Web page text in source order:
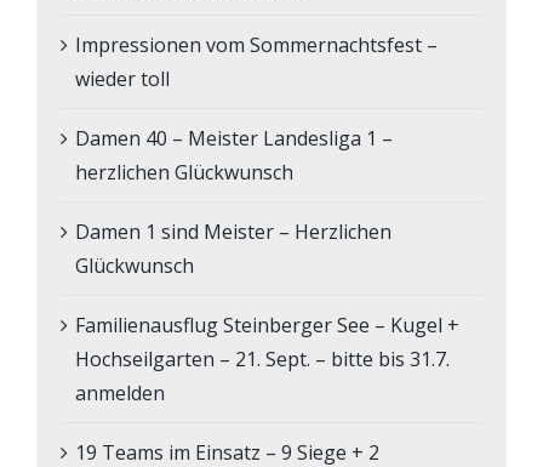
Impressionen vom Sommernachtsfest –
wieder toll
Damen 40 – Meister Landesliga 1 –
herzlichen Glückwunsch
Damen 1 sind Meister – Herzlichen
Glückwunsch
Familienausflug Steinberger See – Kugel +
Hochseilgarten – 21. Sept. – bitte bis 31.7.
anmelden
19 Teams im Einsatz – 9 Siege + 2